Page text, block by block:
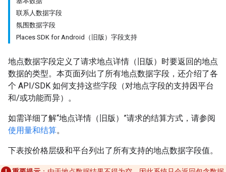
联系人数据字段
氛围数据字段
Places SDK for Android（旧版）字段支持
地点数据字段定义了请求地点详情（旧版）时要返回的地点
数据的类型。本页面列出了所有地点数据字段，还介绍了各
个 API/SDK 如何支持这些字段（对地点字段的支持因平台
和/或功能而异）。
如需详细了解“地点详情（旧版）”请求的结算方式，请参阅
使用量和结算。
下表按价格层级和平台列出了所有支持的地点数据字段值。